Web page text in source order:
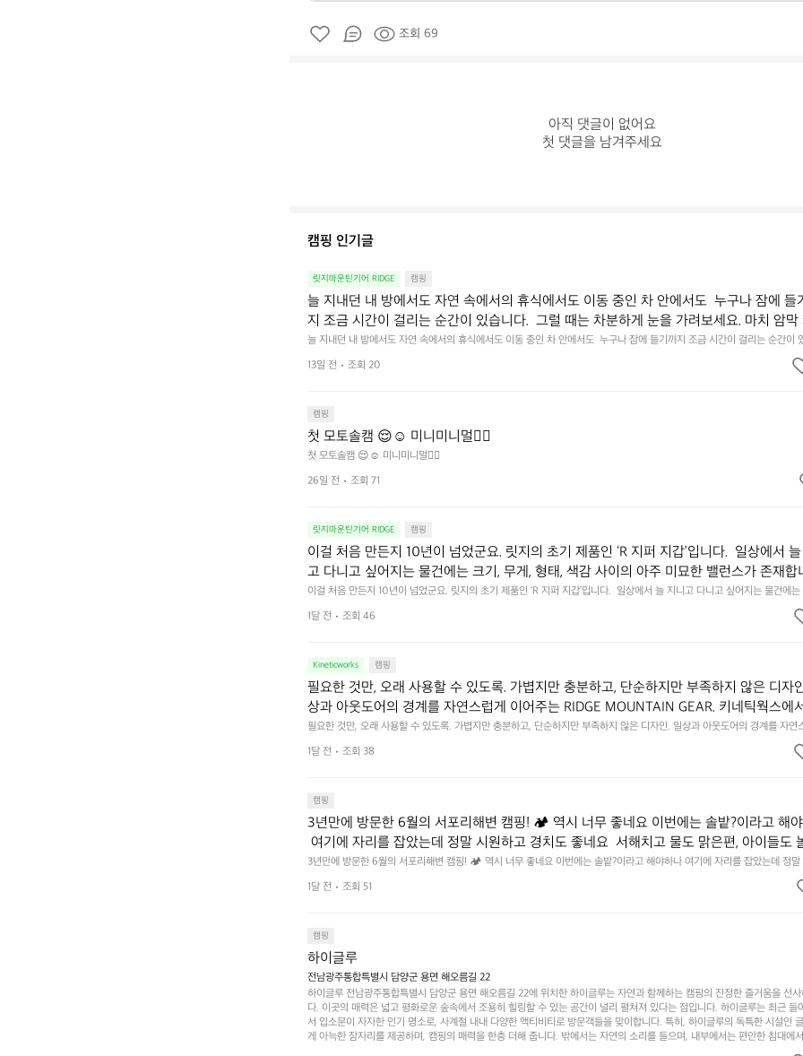
조회 69
아직 댓글이 없어요
첫 댓글을 남겨주세요
캠핑 인기글
릿지마운틴기어 RIDGE 캠핑
늘 지내던 내 방에서도 자연 속에서의 휴식에서도 이동 중인 차 안에서도  누구나 잠에 들
지 조금 시간이 걸리는 순간이 있습니다.  그럴 때는 차분하게 눈을 가려보세요. 마치 암막
을 조용히 내리듯이.  Polartec® Wind Pro™의 온기가 눈가를 포근히 감싸줍니다.  차가운
를 차단하고, 얼굴에 밀착하여 빛을 막아줍니다.  이 슬립 웜을 쓰는 것만으로 그곳은 나만
늘 지내던 내 방에서도 자연 속에서의 휴식에서도 이동 중인 차 안에서도  누구나 잠에 들기까지 조금 시간이 걸리는 순간이
다.  그럴 때는 차분하게 눈을 가려보세요. 마치 암막 커튼을 조용히 내리듯이.  Polartec® Wind Pro™의 온기가 눈가를 포
줍니다.  차가운 공기를 차단하고, 얼굴에 밀착하여 빛을 막아줍니다.  이 슬립 웜을 쓰는 것만으로 그곳은 나만의 밤이 됩니
13일 전 조회 20
캠핑
첫 모토솔캠 😌☺️ 미니미니멀👌🏼
첫 모토솔캠 😌☺️ 미니미니멀👌🏼
26일 전
조회 71
릿지마운틴기어 RIDGE 캠핑
이걸 처음 만든지 10년이 넘었군요. 릿지의 초기 제품인 ‘R 지퍼 지갑’입니다.  일상에서
고 다니고 싶어지는 물건에는 크기, 무게, 형태, 색감 사이의 아주 미묘한 밸런스가 존재합
예를 들자면 일에 집중하느라 책상 위 가장자리에 대충 걸쳐 놓아도 시야에 걸리적거리
것. R 지퍼 지갑은 바로 그 위화감 없는 균형감에서 출발했습니다.  그중에서도 슬림함에
이걸 처음 만든지 10년이 넘었군요. 릿지의 초기 제품인 ‘R 지퍼 지갑’입니다.  일상에서 늘 지니고 다니고 싶어지는 물건에
무게, 형태, 색감 사이의 아주 미묘한 밸런스가 존재합니다.  예를 들자면 일에 집중하느라 책상 위 가장자리에 대충 걸쳐 놓
야에 걸리적거리지 않는 것. R 지퍼 지갑은 바로 그 위화감 없는 균형감에서 출발했습니다.  그중에서도 슬림함에 철저히 집
1달 전 조회 46
Kineticworks 캠핑
필요한 것만, 오래 사용할 수 있도록. 가볍지만 충분하고, 단순하지만 부족하지 않은 디자
상과 아웃도어의 경계를 자연스럽게 이어주는 RIDGE MOUNTAIN GEAR. 키네틱웍스에
나보세요.
필요한 것만, 오래 사용할 수 있도록. 가볍지만 충분하고, 단순하지만 부족하지 않은 디자인. 일상과 아웃도어의 경계를 자연
1달 전
조회 38
캠핑
3년만에 방문한 6월의 서포리해변 캠핑! 🏕 역시 너무 좋네요 이번에는 솔밭?이라고 해
여기에 자리를 잡았는데 정말 시원하고 경치도 좋네요  서해치고 물도 맑은편, 아이들도
좋고 1박 2일은 넘 짧게 느껴지네요  .1박 1동 1만원 (수금은 7시쯤, 동네에서 관리) .수금
음식물.쓰레기봉투를 1개씩 나누어줌 .솔밭에 바로 화장실있음 .5분거리 cu .2분거리 음
3년만에 방문한 6월의 서포리해변 캠핑! 🏕 역시 너무 좋네요 이번에는 솔밭?이라고 해야하나 여기에 자리를 잡았는데 정말
고 경치도 좋네요  서해치고 물도 맑은편, 아이들도 놀기 좋고 1박 2일은 넘 짧게 느껴지네요  .1박 1동 1만원 (수금은 7시쯤,
관리) .수금하면서 음식물.쓰레기봉투를 1개씩 나누어줌 .솔밭에 바로 화장실있음 .5분거리 cu .2분거리 음식점  항구에서부
1달 전 조회 51
캠핑
하이글루
전남광주통합특별시 담양군 용면 해오름길 22
하이글루 전남광주통합특별시 담양군 용면 해오름길 22에 위치한 하이글루는 자연과 함께하는 캠핑의 진정한 즐거움을 선
다. 이곳의 매력은 넓고 평화로운 숲속에서 조용히 힐링할 수 있는 공간이 널리 펼쳐져 있다는 점입니다. 하이글루는 최근 들
서 입소문이 자자한 인기 명소로, 사계절 내내 다양한 액티비티로 방문객들을 맞이합니다. 특히, 하이글루의 독특한 시설인
게 아늑한 잠자리를 제공하며, 캠핑의 매력을 한층 더해 줍니다. 밖에서는 자연의 소리를 들으며, 내부에서는 편안한 침대에
있는 완벽한 조화가 이루어집니다. 이곳의 장점은 또 다른 캠핑의 매력인 바베큐 파티를 즐길 수 있는 공간이 마련되어 있어